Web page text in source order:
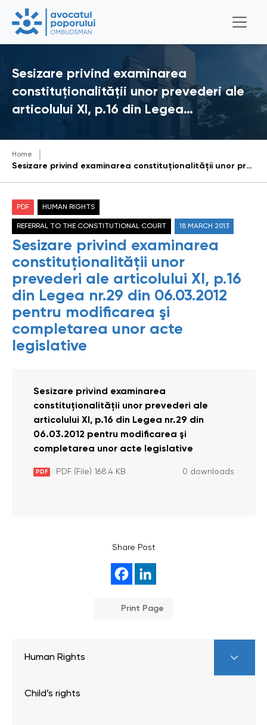
Sesizare privind examinarea
constituţionalităţii unor prevederi ale
articolului XI, p.16 din Legea…
Home
Sesizare privind examinarea constituţionalităţii unor prevederi ale articolului XI, p.16 din Legea nr.29 din 06.03.2012 pentru modificarea şi completarea unor acte legislative
PDF HUMAN RIGHTS
REFERRAL TO THE CONSTITUTIONAL COURT 18 MARCH 2013
Sesizare privind examinarea
constituţionalităţii unor
prevederi ale articolului XI, p.16
din Legea nr.29 din 06.03.2012
pentru modificarea şi
completarea unor acte
legislative
Sesizare privind examinarea
constituţionalităţii unor prevederi ale
articolului XI, p.16 din Legea nr.29 din
06.03.2012 pentru modificarea şi
completarea unor acte legislative
PDF PDF (File) 168.4 KB 0 downloads
Share Post
Print Page
Human Rights
Child’s rights